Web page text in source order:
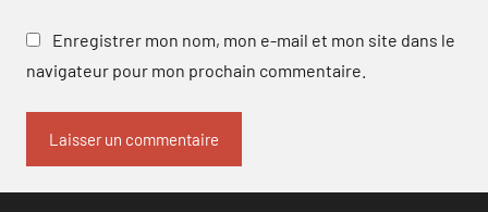
Enregistrer mon nom, mon e-mail et mon site dans le
navigateur pour mon prochain commentaire.